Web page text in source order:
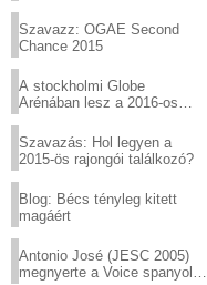
Szavazz: OGAE Second
Chance 2015
A stockholmi Globe
Arénában lesz a 2016-os
Szavazás: Hol legyen a
2015-ös rajongói találkozó?
Blog: Bécs tényleg kitett
magáért
Antonio José (JESC 2005)
megnyerte a Voice spanyol